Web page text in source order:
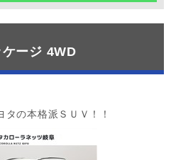
ージ 4WD
の本格派ＳＵＶ！！